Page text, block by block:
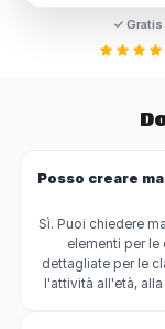
✓ Gratis
Posso creare
Sì. Puoi chiedere
elementi per
dettagliate per le
l'attività all'età,